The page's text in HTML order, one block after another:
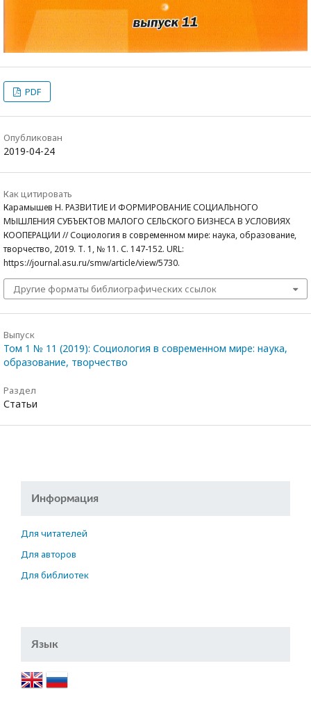
PDF
Опубликован
2019-04-24
Как цитировать
Карамышев Н. РАЗВИТИЕ И ФОРМИРОВАНИЕ СОЦИАЛЬНОГО
МЫШЛЕНИЯ СУБЪЕКТОВ МАЛОГО СЕЛЬСКОГО БИЗНЕСА В УСЛОВИЯХ
КООПЕРАЦИИ // Социология в современном мире: наука, образование,
творчество, 2019. Т. 1, № 11. С. 147-152. URL:
https://journal.asu.ru/smw/article/view/5730.
Другие форматы библиографических ссылок
Выпуск
Том 1 № 11 (2019): Социология в современном мире: наука,
образование, творчество
Раздел
Статьи
Информация
Для читателей
Для авторов
Для библиотек
Язык